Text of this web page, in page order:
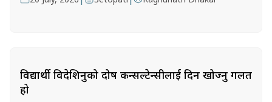
विद्यार्थी विदेशिनुको दोष कन्सल्टेन्सीलाई दिन खोज्नु गलत
हो